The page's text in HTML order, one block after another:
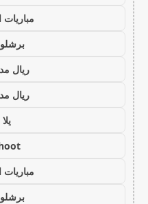
مباريات
ريال
ريال
مباريات